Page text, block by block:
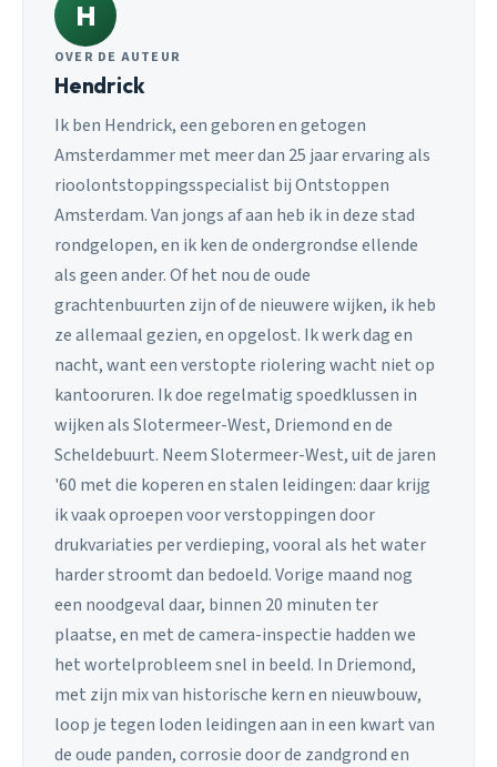
H
OVER DE AUTEUR
Hendrick
Ik ben Hendrick, een geboren en getogen
Amsterdammer met meer dan 25 jaar ervaring als
rioolontstoppingsspecialist bij Ontstoppen
Amsterdam. Van jongs af aan heb ik in deze stad
rondgelopen, en ik ken de ondergrondse ellende
als geen ander. Of het nou de oude
grachtenbuurten zijn of de nieuwere wijken, ik heb
ze allemaal gezien, en opgelost. Ik werk dag en
nacht, want een verstopte riolering wacht niet op
kantooruren. Ik doe regelmatig spoedklussen in
wijken als Slotermeer-West, Driemond en de
Scheldebuurt. Neem Slotermeer-West, uit de jaren
'60 met die koperen en stalen leidingen: daar krijg
ik vaak oproepen voor verstoppingen door
drukvariaties per verdieping, vooral als het water
harder stroomt dan bedoeld. Vorige maand nog
een noodgeval daar, binnen 20 minuten ter
plaatse, en met de camera-inspectie hadden we
het wortelprobleem snel in beeld. In Driemond,
met zijn mix van historische kern en nieuwbouw,
loop je tegen loden leidingen aan in een kwart van
de oude panden, corrosie door de zandgrond en